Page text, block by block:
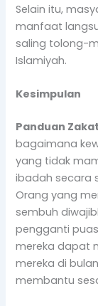
Selain itu,
manfaat
saling tolong-
Islamiyah.
Kesimpulan
Panduan
bagaimana
yang tidak
ibadah secara
Orang yang
sembuh
pengganti
mereka dapat
mereka di
membantu